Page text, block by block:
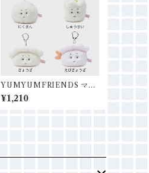
YUMYUMFRIENDS マス
コットチャーム
¥1,210